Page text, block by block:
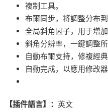
複制工具。
布爾同步，将調整分布
全局斜角因子，用于增
斜角分辨率，一鍵調整
自動布爾支持，修複經典
自動完成，以應用修改
【插件語言】： 英文